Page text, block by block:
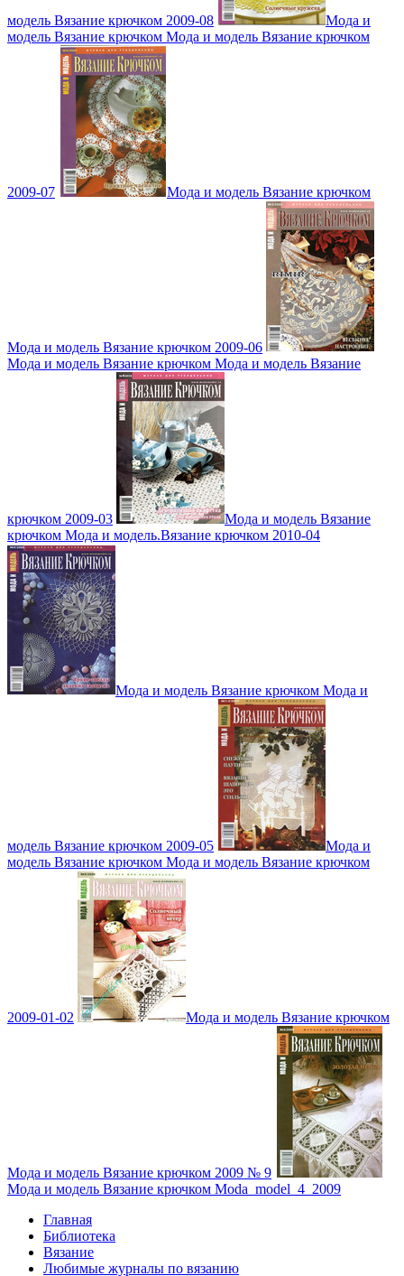
модель Вязание крючком 2009-08
Мода и
модель Вязание крючком Мода и модель Вязание крючком
2009-07 Мода и модель Вязание крючком
Мода и модель Вязание крючком 2009-06
Мода и модель Вязание крючком Мода и модель Вязание
крючком 2009-03
Мода и модель Вязание
крючком Мода и модель.Вязание крючком 2010-04
Мода и модель Вязание крючком Мода и
модель Вязание крючком 2009-05
Мода и
модель Вязание крючком Мода и модель Вязание крючком
2009-01-02 Мода и модель Вязание крючком
Мода и модель Вязание крючком 2009 № 9
Мода и модель Вязание крючком Moda_model_4_2009
Главная
Библиотека
Вязание
Любимые журналы по вязанию